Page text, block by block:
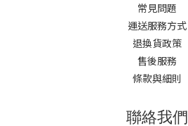
常見問題
運送服務方式
退換貨政策
售後服務
條款與細則
聯絡我們